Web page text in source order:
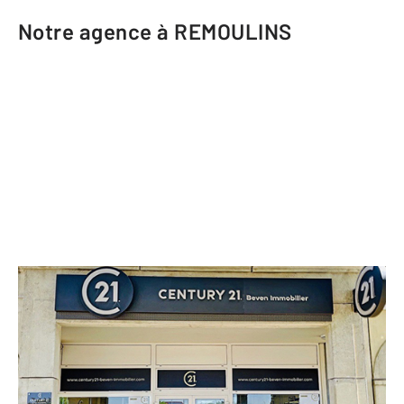
Notre agence à REMOULINS
CENTURY 21 Beven Immobilier
rue du Moulin d'Aure ZAC de l'Arnede
REMOULINS - 30210